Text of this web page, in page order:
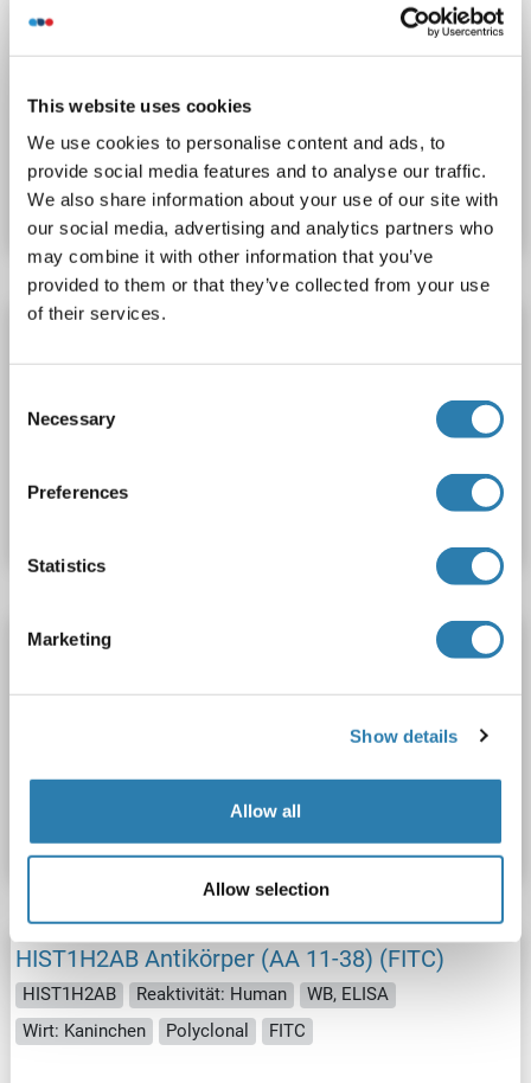
This website uses cookies
We use cookies to personalise content and ads, to
provide social media features and to analyse our traffic.
We also share information about your use of our site with
our social media, advertising and analytics partners who
may combine it with other information that you’ve
provided to them or that they’ve collected from your use
of their services.
Selection
Necessary
Preferences
Statistics
Marketing
Show details
Allow all
Allow selection
HIST1H2AB Antikörper (AA 12-40) (APC)
HIST1H2AB Reaktivität: Human
WB, ELISA, IHC, FACS
Produktnummer ABIN1902108
Datenblatt Details
HIST1H2AB Reaktivität: Human
WB, ELISA, IHC, FACS
HIST1H2AB Antikörper (AA 11-38) (Biotin)
Produktnummer ABIN1902103
HIST1H2AB Antikörper (AA 11-38) (FITC)
HIST1H2AB Reaktivität: Human
WB, ELISA
Wirt: Kaninchen
Polyclonal FITC